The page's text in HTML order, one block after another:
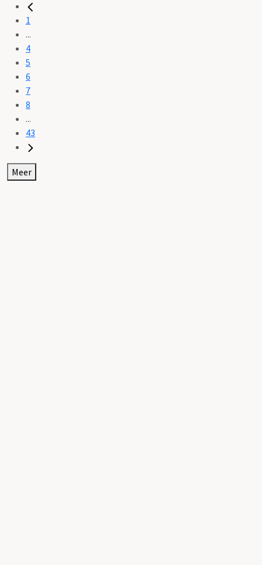
1
...
4
5
6
7
8
...
43
Meer